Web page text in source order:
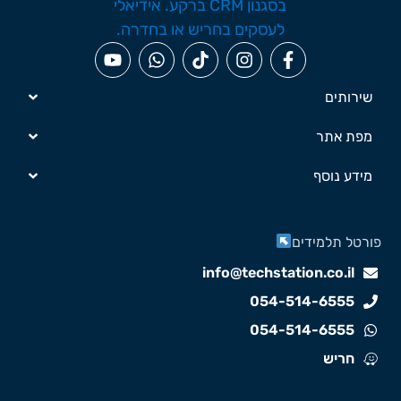
שירותים
מפת אתר
מידע נוסף
info@techstation.co.il
054-514-6555
054-514-6555
חריש
תלמידים